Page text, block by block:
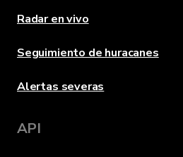
Radar en vivo
Seguimiento de huracanes
Alertas severas
API